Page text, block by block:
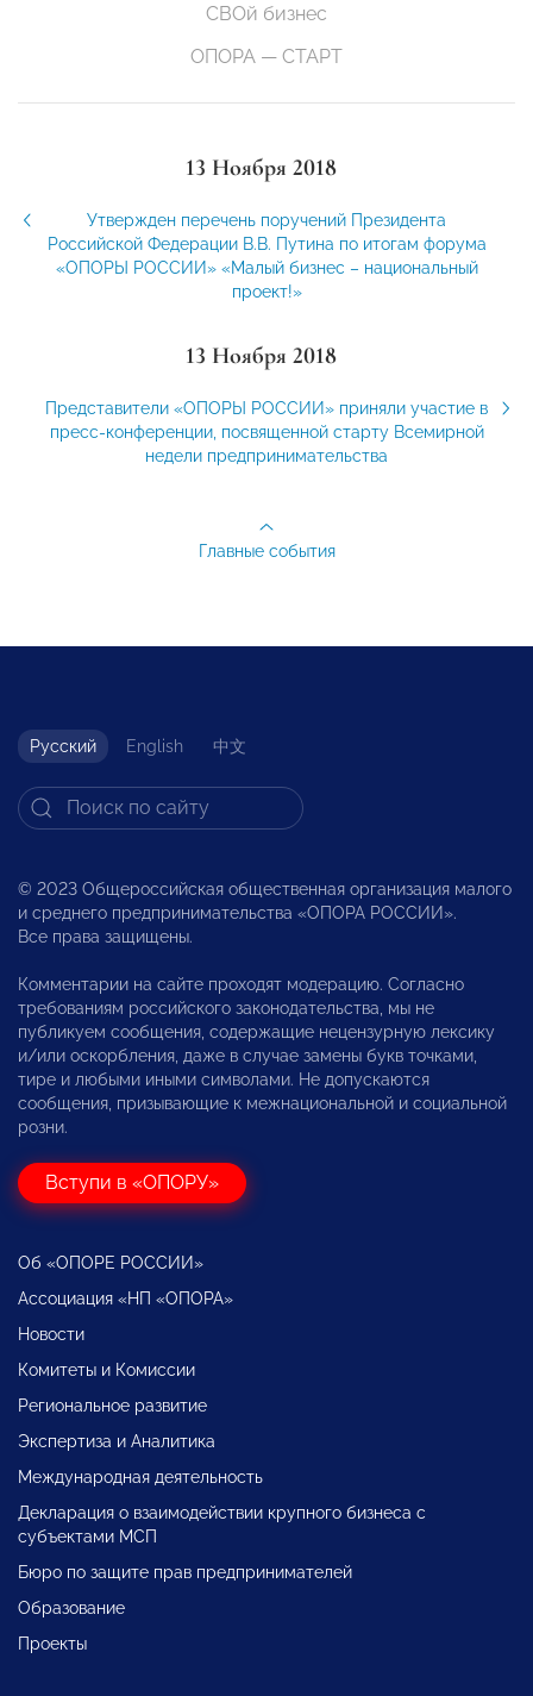
СВОй бизнес
ОПОРА — СТАРТ
13 Ноября 2018
Утвержден перечень поручений Президента
Российской Федерации В.В. Путина по итогам форума
«ОПОРЫ РОССИИ» «Малый бизнес – национальный
проект!»
13 Ноября 2018
Представители «ОПОРЫ РОССИИ» приняли участие в
пресс-конференции, посвященной старту Всемирной
недели предпринимательства
Главные события
Русский English 中文
© 2023 Общероссийская общественная организация малого
и среднего предпринимательства «ОПОРА РОССИИ».
Все права защищены.
Комментарии на сайте проходят модерацию. Согласно
требованиям российского законодательства, мы не
публикуем сообщения, содержащие нецензурную лексику
и/или оскорбления, даже в случае замены букв точками,
тире и любыми иными символами. Не допускаются
сообщения, призывающие к межнациональной и социальной
розни.
Вступи в «ОПОРУ»
Об «ОПОРЕ РОССИИ»
Ассоциация «НП «ОПОРА»
Новости
Комитеты и Комиссии
Региональное развитие
Экспертиза и Аналитика
Международная деятельность
Декларация о взаимодействии крупного бизнеса с
субъектами МСП
Бюро по защите прав предпринимателей
Образование
Проекты